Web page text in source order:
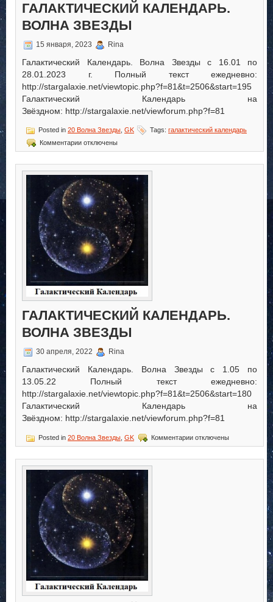
ГАЛАКТИЧЕСКИЙ КАЛЕНДАРЬ.
ВОЛНА ЗВЕЗДЫ
15 января, 2023 Rina
Галактический Календарь. Волна Звезды с 16.01 по
28.01.2023 г. Полный текст ежедневно:
http://stargalaxie.net/viewtopic.php?f=81&t=2506&start=195
Галактический Календарь на
Звёздном: http://stargalaxie.net/viewforum.php?f=81
Posted in 20 Волна Звезды GK Tags: галактический календарь
Комментариик
записи
Календарь.
Волна
Звезды
отключены
ГАЛАКТИЧЕСКИЙ КАЛЕНДАРЬ.
ВОЛНА ЗВЕЗДЫ
30 апреля, 2022 Rina
Галактический Календарь. Волна Звезды с 1.05 по
13.05.22 Полный текст ежедневно:
http://stargalaxie.net/viewtopic.php?f=81&t=2506&start=180
Галактический Календарь на
Звёздном: http://stargalaxie.net/viewforum.php?f=81
Posted in 20 Волна Звезды GK Комментариик
записи
отключены